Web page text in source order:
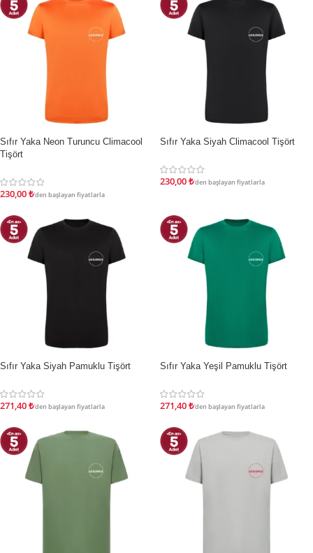
İNDIRIM
Sıfır Yaka Neon Turuncu Climacool
Tişört
230,00₺'den başlayan fiyatlarla
İNDIRIM
Sıfır Yaka Siyah Climacool Tişört
230,00₺'den başlayan fiyatlarla
İNDIRIM
Sıfır Yaka Siyah Pamuklu Tişört
271,40₺'den başlayan fiyatlarla
İNDIRIM
Sıfır Yaka Yeşil Pamuklu Tişört
271,40₺'den başlayan fiyatlarla